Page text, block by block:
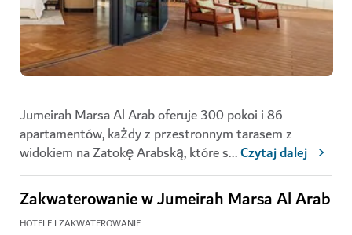
Jumeirah Marsa Al Arab oferuje 300 pokoi i 86
apartamentów, każdy z przestronnym tarasem z
widokiem na Zatokę Arabską, które s...Czytaj dalej
Zakwaterowanie w Jumeirah Marsa Al Arab
HOTELE I ZAKWATEROWANIE